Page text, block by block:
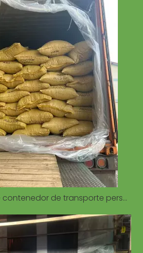
Revestimiento de contenedor de transporte personalizado para 20GP 40GP 40HQ